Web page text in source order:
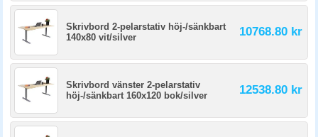
Skrivbord 2-pelarstativ höj-/sänkbart
140x80 vit/silver
10768.80 kr
Skrivbord vänster 2-pelarstativ
höj-/sänkbart 160x120 bok/silver
12538.80 kr